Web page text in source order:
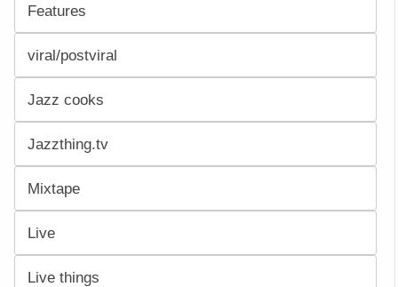
Features
viral/postviral
Jazz cooks
Jazzthing.tv
Mixtape
Live
Live things